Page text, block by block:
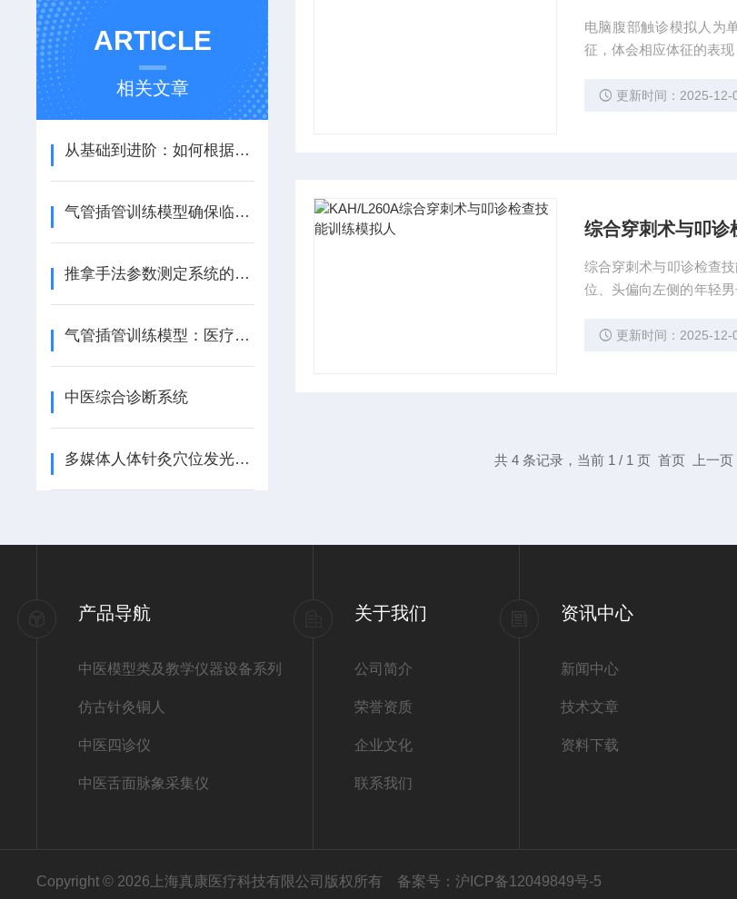
ARTICLE
相关文章
从基础到进阶：如何根据培训目标选择合适的护理人模型?
气管插管训练模型确保临床操作的安全性和精确性
推拿手法参数测定系统的特点主要集中在这两大系统上
气管插管训练模型：医疗专业人员的实操教练
中医综合诊断系统
多媒体人体针灸穴位发光模型施针原则及治疗范围
电脑腹部触诊模拟人为
征，体会相应体征的表现
更新时间：2025-12-
综合穿刺术与叩诊
综合穿刺术与叩诊检查
位、头偏向左侧的年轻
控制主机、穿刺与叩诊
更新时间：2025-12-
共 4 条记录，当前 1 / 1 页 首页 上一
产品导航
中医模型类及教学仪器设备系列
仿古针灸铜人
中医四诊仪
中医舌面脉象采集仪
关于我们
公司简介
荣誉资质
企业文化
联系我们
资讯中心
新闻中心
技术文章
资料下载
Copyright © 2026上海真康医疗科技有限公司版权所有 备案号：沪ICP备12049849号-5